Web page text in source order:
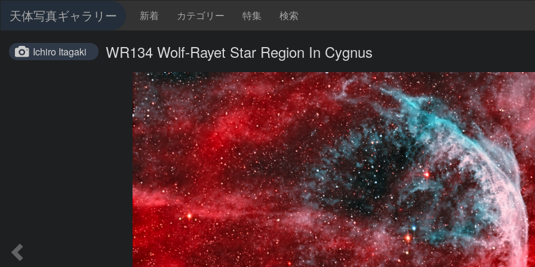
天体写真ギャラリー 新着 カテゴリー 特集 検索
Ichiro Itagaki WR134 Wolf-Rayet Star Region In Cygnus